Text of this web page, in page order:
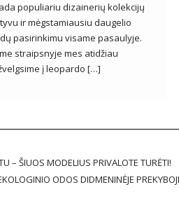
populiariu dizainerių kolekcijų
ir mėgstamiausiu daugelio
pasirinkimu visame pasaulyje.
straipsnyje mes atidžiau
į leopardo […]
– ŠIUOS MODELIUS PRIVALOTE TURĖTI!
ODOS DIDMENINĖJE